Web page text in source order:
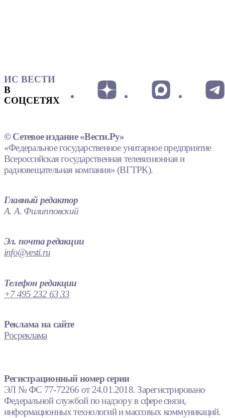
ИС ВЕСТИ
В
СОЦСЕТЯХ
© Сетевое издание «Вести.Ру»
«Федеральное государственное унитарное предприятие
Всероссийская государственная телевизионная и
радиовещательная компания» (ВГТРК).
Главный редактор
А. А. Филипповский
Эл. почта редакции
info@vesti.ru
Телефон редакции
+7 495 232 63 33
Реклама на сайте
Росреклама
Регистрационный номер серии
ЭЛ № ФС 77-72266 от 24.01.2018. Зарегистрировано
Федеральной службой по надзору в сфере связи,
информационных технологий и массовых коммуникаций.